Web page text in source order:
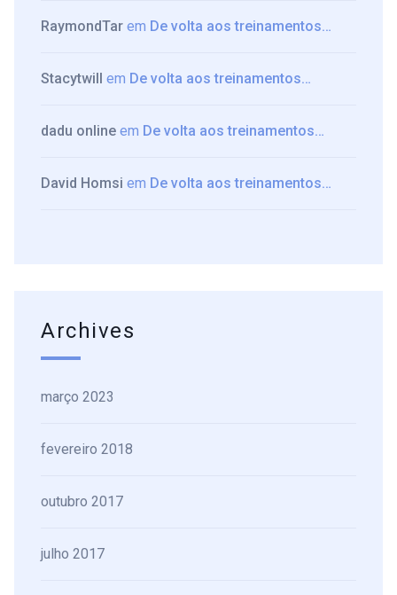
RaymondTar em De volta aos treinamentos…
Stacytwill em De volta aos treinamentos…
dadu online em De volta aos treinamentos…
David Homsi em De volta aos treinamentos…
Archives
março 2023
fevereiro 2018
outubro 2017
julho 2017